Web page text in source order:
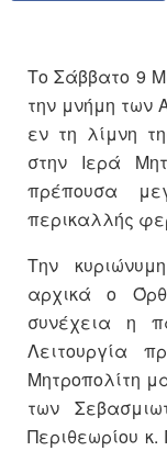
Το Σάββατο 9
την μνήμη των
εν τη λίμνη
στην Ιερά
πρέπουσα
περικαλλής
Την
αρχικά ο
συνέχεια η
Λειτουργία
Μητροπολίτη
των
Περιθεωρίου